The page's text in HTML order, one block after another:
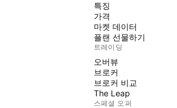
특징
가격
마켓 데이터
플랜 선물하기
트레이딩
오버뷰
브로커
브로커 비교
The Leap
스페셜 오퍼